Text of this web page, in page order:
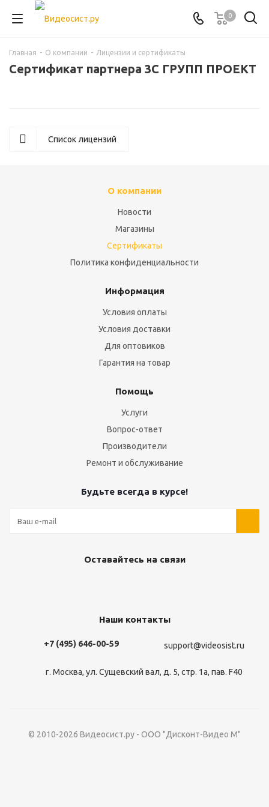
0
Главная - О компании - Лицензии и сертификаты
Сертификат партнера 3С ГРУПП ПРОЕКТ
Список лицензий
О компании
Новости
Магазины
Сертификаты
Политика конфиденциальности
Информация
Условия оплаты
Условия доставки
Для оптовиков
Гарантия на товар
Помощь
Услуги
Вопрос-ответ
Производители
Ремонт и обслуживание
Будьте всегда в курсе!
Оставайтесь на связи
Наши контакты
+7 (495) 646-00-59 support@videosist.ru
г. Москва, ул. Сущевский вал, д. 5, стр. 1а, пав. F40
© 2010-2026 Видеосист.ру - ООО "Дисконт-Видео М"